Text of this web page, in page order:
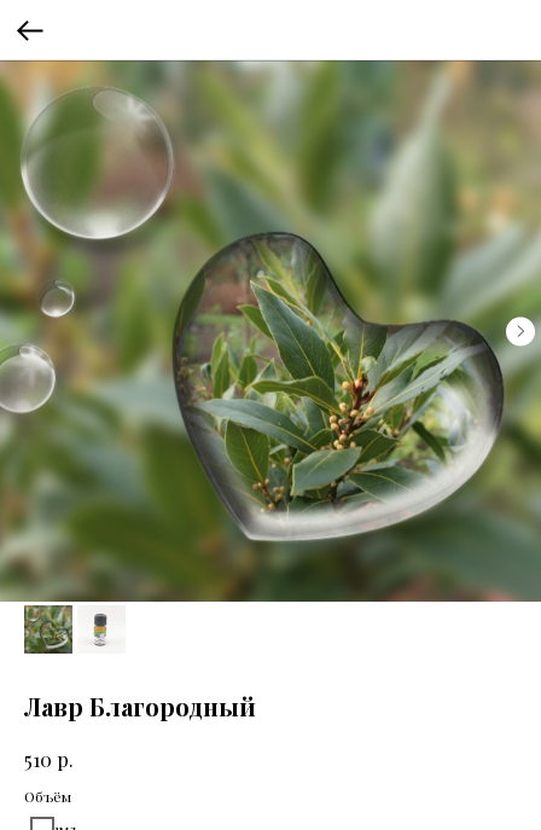
Лавр Благородный
510 р.
Объём